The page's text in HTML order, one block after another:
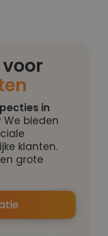
in
We bieden
klanten.
grote